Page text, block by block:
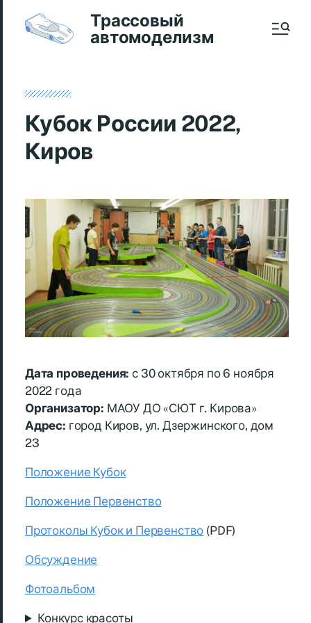
Трассовый
автомоделизм
Кубок России 2022,
Киров
Дата проведения: с 30 октября по 6 ноября
2022 года
Организатор: МАОУ ДО «СЮТ г. Кирова»
Адрес: город Киров, ул. Дзержинского, дом
23
Положение Кубок
Положение Первенство
Протоколы Кубок и Первенство (PDF)
Обсуждение
Фотоальбом
Конкурс красоты